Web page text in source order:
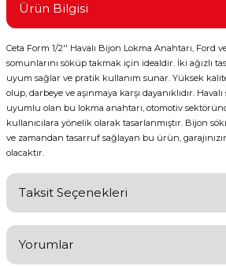
Atölye Aletleri
Ürün Bilgisi
Ceta Form 1/2'' Havalı Bijon Lokma Anahtarı, Ford
somunlarını söküp takmak için idealdir. İki ağızlı
uyum sağlar ve pratik kullanım sunar. Yüksek
olup, darbeye ve aşınmaya karşı dayanıklıdır.
uyumlu olan bu lokma anahtarı, otomotiv
kullanıcılara yönelik olarak tasarlanmıştır. Bijon
ve zamandan tasarruf sağlayan bu ürün,
olacaktır.
Taksit Seçenekleri
Yorumlar